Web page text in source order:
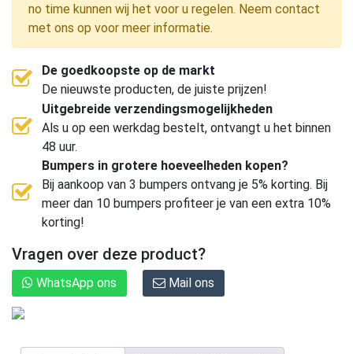
no time kunnen wij het voor u regelen. Neem contact
met ons op voor meer informatie.
De goedkoopste op de markt
De nieuwste producten, de juiste prijzen!
Uitgebreide verzendingsmogelijkheden
Als u op een werkdag bestelt, ontvangt u het binnen
48 uur.
Bumpers in grotere hoeveelheden kopen?
Bij aankoop van 3 bumpers ontvang je 5% korting. Bij
meer dan 10 bumpers profiteer je van een extra 10%
korting!
Vragen over deze product?
WhatsApp ons Mail ons